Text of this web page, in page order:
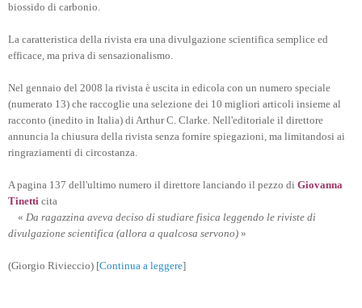
biossido di carbonio.
La caratteristica della rivista era una divulgazione scientifica semplice ed
efficace, ma priva di sensazionalismo.
Nel gennaio del 2008 la rivista è uscita in edicola con un numero speciale
(numerato 13) che raccoglie una selezione dei 10 migliori articoli insieme al
racconto (inedito in Italia) di Arthur C. Clarke. Nell'editoriale il direttore
annuncia la chiusura della rivista senza fornire spiegazioni, ma limitandosi ai
ringraziamenti di circostanza.
A pagina 137 dell'ultimo numero il direttore lanciando il pezzo di Giovanna
Tinetti cita
« Da ragazzina aveva deciso di studiare fisica leggendo le riviste di
divulgazione scientifica (allora a qualcosa servono) »
(Giorgio Rivieccio) [Continua a leggere]